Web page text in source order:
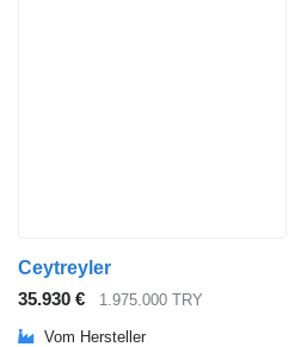
Ceytreyler
35.930 €
1.975.000 TRY
Vom Hersteller